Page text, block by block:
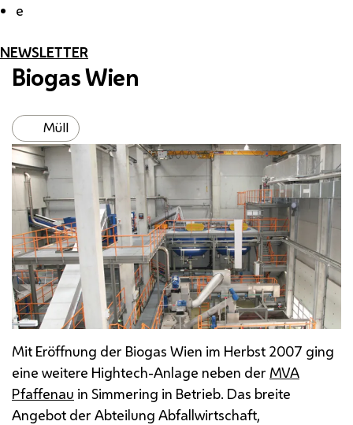
e
NEWSLETTER
Biogas Wien
Müll
Mit Eröffnung der Biogas Wien im Herbst 2007 ging
eine weitere Hightech-Anlage neben der MVA
Pfaffenau in Simmering in Betrieb. Das breite
Angebot der Abteilung Abfallwirtschaft,